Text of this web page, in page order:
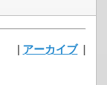
アーカイブ|